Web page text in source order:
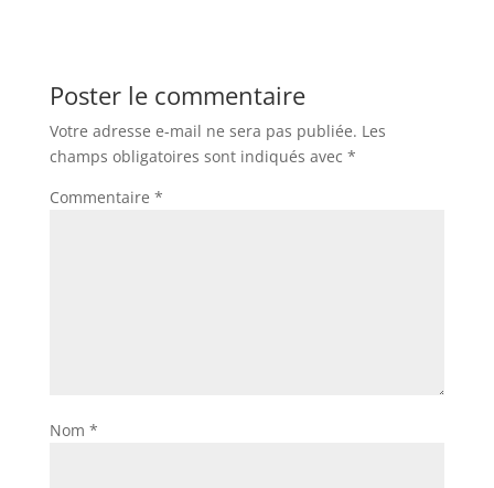
Poster le commentaire
Votre adresse e-mail ne sera pas publiée. Les
champs obligatoires sont indiqués avec *
Commentaire *
Nom *